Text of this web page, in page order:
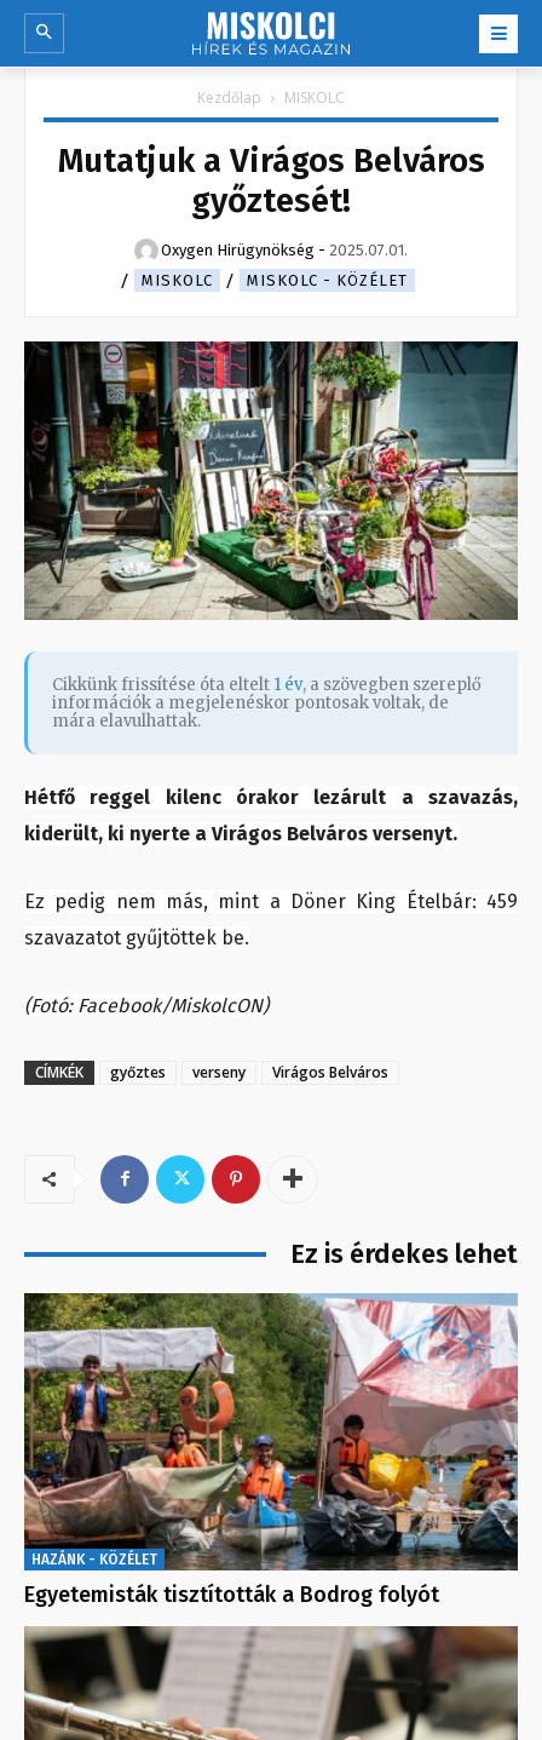
Kezdőlap MISKOLC
Mutatjuk a Virágos Belváros
győztesét!
Oxygen Hirügynökség - 2025.07.01.
MISKOLC
MISKOLC - KÖZÉLET
Cikkünk frissítése óta eltelt 1 év, a szövegben szereplő
információk a megjelenéskor pontosak voltak, de
mára elavulhattak.
Hétfő reggel kilenc órakor lezárult a szavazás,
kiderült, ki nyerte a Virágos Belváros versenyt.
Ez pedig nem más, mint a Döner King Ételbár: 459
szavazatot gyűjtöttek be.
(Fotó: Facebook/MiskolcON)
CÍMKÉK győztes verseny Virágos Belváros
Ez is érdekes lehet
HAZÁNK - KÖZÉLET
Egyetemisták tisztították a Bodrog folyót